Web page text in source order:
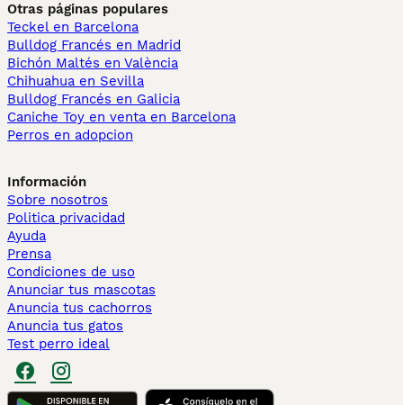
Otras páginas populares
Teckel en Barcelona
Bulldog Francés en Madrid
Bichón Maltés en València
Chihuahua en Sevilla
Bulldog Francés en Galicia
Caniche Toy en venta en Barcelona
Perros en adopcion
Información
Sobre nosotros
Politica privacidad
Ayuda
Prensa
Condiciones de uso
Anunciar tus mascotas
Anuncia tus cachorros
Anuncia tus gatos
Test perro ideal